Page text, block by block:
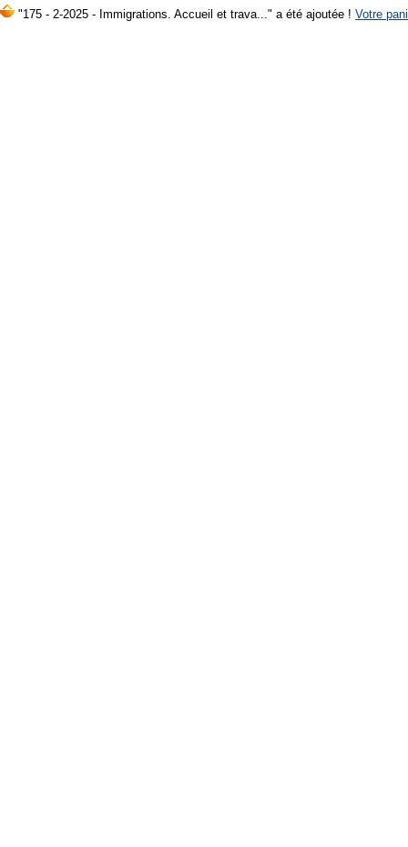
"175 - 2-2025 - Immigrations. Accueil et trava..." a été ajoutée ! Votre